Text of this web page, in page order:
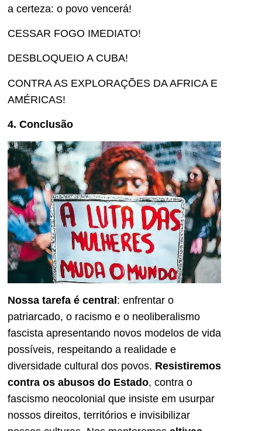
a certeza: o povo vencerá!
CESSAR FOGO IMEDIATO!
DESBLOQUEIO A CUBA!
CONTRA AS EXPLORAÇÕES DA AFRICA E
AMÉRICAS!
4. Conclusão
Nossa tarefa é central: enfrentar o
patriarcado, o racismo e o neoliberalismo
fascista apresentando novos modelos de vida
possíveis, respeitando a realidade e
diversidade cultural dos povos. Resistiremos
contra os abusos do Estado, contra o
fascismo neocolonial que insiste em usurpar
nossos direitos, territórios e invisibilizar